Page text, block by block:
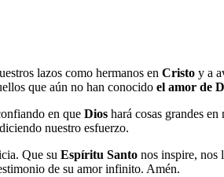
lazos como hermanos en Cristo y a
que aún no han conocido el amor de
en que Dios hará cosas grandes
nuestro esfuerzo.
Que su Espíritu Santo nos inspire, nos
de su amor infinito. Amén.